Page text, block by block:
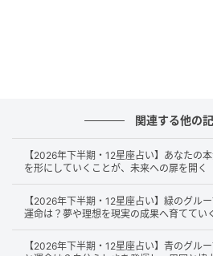
2026年は、相手との関係性の中
切にしながらも、誠実さを軸に
に合わせすぎず、自分の立場や
て考えることで、健全なバラン
□【射手座、山羊座、水瓶座、
関連する他の
【2026年下半期・12星座占い】あなたの
を形にしていくことが、未来への扉を開く
【2026年下半期・12星座占い】緑のグル
運命は？夢や理想を現実の成果へ育ててい
【2026年下半期・12星座占い】青のグル